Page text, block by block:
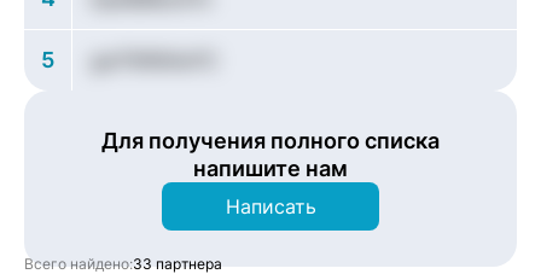
5
Для получения полного списка
напишите нам
Написать
Всего найдено:33 партнера